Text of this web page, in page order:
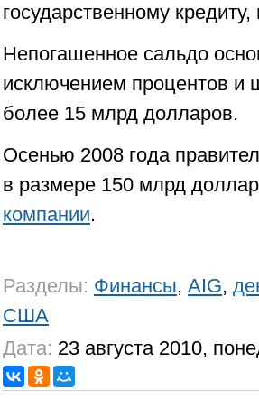
государственному
Непогашенное сальдо
исключением процентов и
более 15 млрд долларов.
Осенью 2008 года
в размере 150 млрд
компании.
Разделы: Финансы, AIG,
США
Дата: 23 августа 2010,